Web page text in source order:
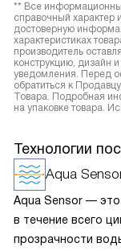
** Все
справочный характер
достоверную
характеристиках
производитель
конструкцию, дизайн
уведомления. Перед
обратиться к
Товара. Подробная
на упаковке товара.
Технологии
Aqua
Aqua Sensor —
в течение всего
прозрачности